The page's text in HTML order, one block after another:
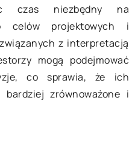
czas niezbędny na
celów projektowych i
z interpretacją
mogą podejmować
co sprawia, że ich
zrównoważone i